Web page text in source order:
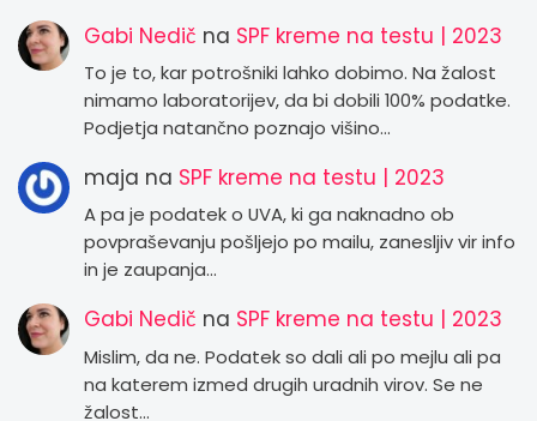
Gabi Nedič na SPF kreme na testu | 2023
To je to, kar potrošniki lahko dobimo. Na žalost
nimamo laboratorijev, da bi dobili 100% podatke.
Podjetja natančno poznajo višino…
maja na SPF kreme na testu | 2023
A pa je podatek o UVA, ki ga naknadno ob
povpraševanju pošljejo po mailu, zanesljiv vir info
in je zaupanja…
Gabi Nedič na SPF kreme na testu | 2023
Mislim, da ne. Podatek so dali ali po mejlu ali pa
na katerem izmed drugih uradnih virov. Se ne
žalost…